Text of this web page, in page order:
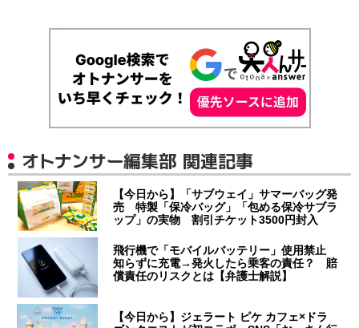
オトナンサー編集部 関連記事
【今日から】「サブウェイ」サマーバッグ発
売 特製「保冷バッグ」「包める保冷サブラ
ップ」の実物 割引チケット3500円封入
飛行機で「モバイルバッテリー」使用禁止
知らずに充電→発火したら乗客の責任？ 賠
償責任のリスクとは【弁護士解説】
【今日から】ジェラート ピケ カフェ×ドラ